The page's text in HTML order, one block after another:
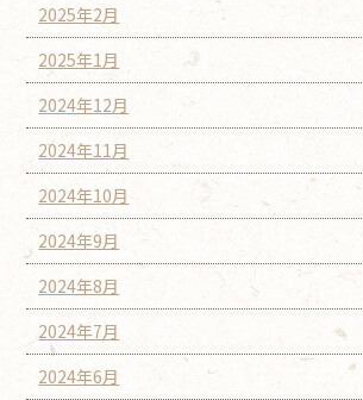
2025年2月
2025年1月
2024年12月
2024年11月
2024年10月
2024年9月
2024年8月
2024年7月
2024年6月